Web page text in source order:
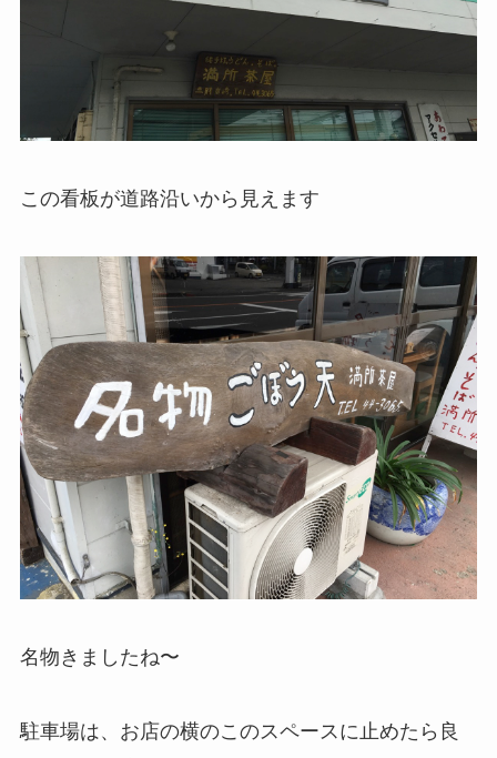
この看板が道路沿いから見えます
名物きましたね〜
駐車場は、お店の横のこのスペースに止めたら良